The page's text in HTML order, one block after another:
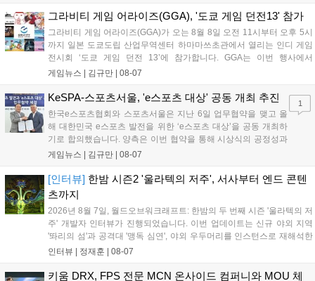
을 개선 중이며, 상세 정보는 스팀 페이지에서 확인 가능합니다....
그라비티 게임 어라이즈(GGA), '도쿄 게임 던전13' 참가
그라비티 게임 어라이즈(GGA)가 오는 8월 8일 오전 11시부터 오후 5시
까지 일본 도쿄도립 산업무역센터 하마마쓰초관에서 열리는 인디 게임
전시회 ‘도쿄 게임 던전 13’에 참가합니다. GGA는 이번 행사에서
‘JALECO ARCADE COLLECTION’ 시리즈의 미공개 작품 12종을 최초
입니다. 시연 참여 관람객에게는 선착순으로 특별 굿즈를 증정하며, 인
디 게임 생태계 활성화와 신규 타이틀 반응 확인을 목표로 합니다....
게임뉴스 | 김규만 08-07
KeSPA-스포츠서울, 'e스포츠 대상' 공동 개최 추진
한국e스포츠협회와 스포츠서울은 지난 6일 업무협약을 맺고 올
해 대한민국 e스포츠 발전을 위한 ‘e스포츠 대상’을 공동 개최하
기로 합의했습니다. 양측은 이번 협약을 통해 시상식의 공정성과
전문성을 강화하고 MZ세대를 겨냥한 미디어 영향력을 확대해 e
김영만 회장은 10년 만에 재추진되는 이번 시상식이 e스포츠의
성과와 가치를 널리 알리는 권위 있는 행사가 되도록 노력하겠다
고 밝혔습니다....
게임뉴스 | 김규만 08-07
1
[인터뷰] 한밤 시즌2 '울라텍의 저주', 서사부터 엔드 콘텐
츠까지
2026년 8월 7일, 월드오브워크래프트: 한밤의 두 번째 시즌 '울라텍의 저
주' 개발자 인터뷰가 진행되었습니다. 이번 업데이트는 신규 야외 지역
'똬리의 섬'과 공격대 '맹독 심연', 야외 우두머리를 인스턴스로 재해석한
'소굴'을 포함합니다. 개발진은 하우징 시스템 개선 및 신화+ 던전 로테이
를 표했습니다....
인터뷰 | 정재훈 08-07
키움 DRX, FPS 전문 MCN 온사이드 컴퍼니와 MOU 체